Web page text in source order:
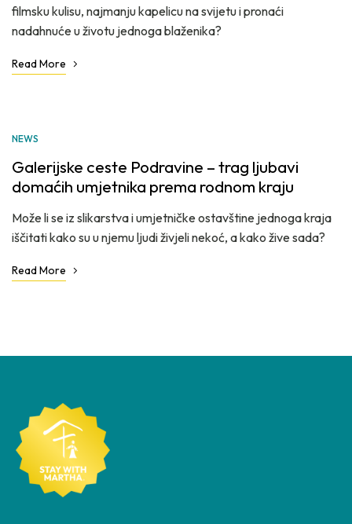
filmsku kulisu, najmanju kapelicu na svijetu i pronaći
nadahnuće u životu jednoga blaženika?
Read More
TRA
NEWS
Galerijske ceste Podravine – trag ljubavi
domaćih umjetnika prema rodnom kraju
Može li se iz slikarstva i umjetničke ostavštine jednoga kraja
iščitati kako su u njemu ljudi živjeli nekoć, a kako žive sada?
Read More